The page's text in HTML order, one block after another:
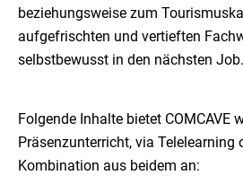
beziehungsweise zum
aufgefrischten und vertieften
selbstbewusst in den nächsten Job.
Folgende Inhalte bietet COMCAVE
Präsenzunterricht, via Telelearning
Kombination aus beidem an: